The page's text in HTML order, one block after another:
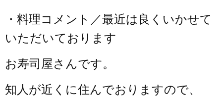
・料理コメント／最近は良くいかせて
いただいております
お寿司屋さんです。
知人が近くに住んでおりますので、